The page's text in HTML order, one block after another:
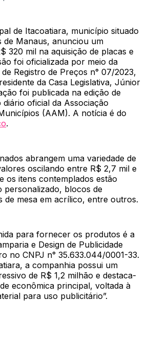
de Itacoatiara, município situado
de Manaus, anunciou um
320 mil na aquisição de placas e
foi oficializada por meio da
Registro de Preços n° 07/2023,
da Casa Legislativa, Júnior
foi publicada na edição de
diário oficial da Associação
(AAM). A notícia é do
.
abrangem uma variedade de
oscilando entre R$ 2,7 mil e
os itens contemplados estão
personalizado, blocos de
de mesa em acrílico, entre outros.
para fornecer os produtos é a
e Design de Publicidade
no CNPJ n° 35.633.044/0001-33.
a companhia possui um
de R$ 1,2 milhão e destaca-
econômica principal, voltada à
para uso publicitário”.